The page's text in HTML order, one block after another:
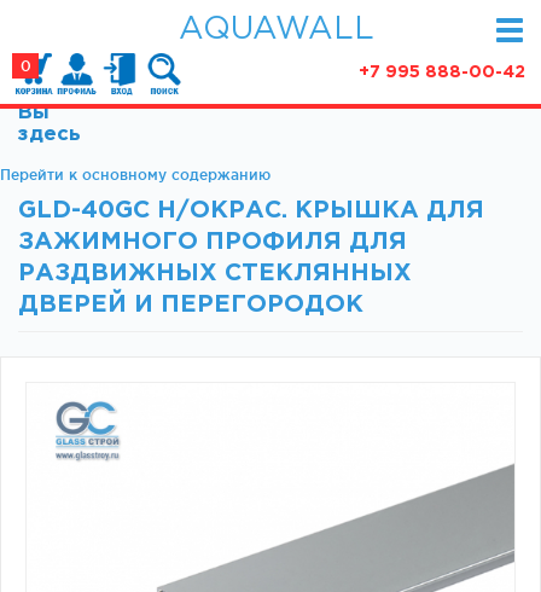
Перейти к основному содержанию
AQUAWALL
+7 995 888-00-42
0
КАТАЛОГ
Фурнитура для раздвижных дверей (закрытые
Фурнитура для раздвижных дверей (открытые
механизмы)
Фурнитура для маятниковых дверей
Ручки, кнобы
Зажимные профили
Фурнитура для межкомнатных дверей
Фурнитура для душевых ограждений (раздвижная
Фурнитура для душевых ограждений (распашная серия)
Двери межкомнатные цельностеклянные
АКЦИИ
ПАРТНЕРСТВО
СТАТЬИ
О КОМПАНИИ
Вы
здесь
GLD-40GC Н/ОКРАС. КРЫШКА ДЛЯ
ЗАЖИМНОГО ПРОФИЛЯ ДЛЯ
РАЗДВИЖНЫХ СТЕКЛЯННЫХ
ДВЕРЕЙ И ПЕРЕГОРОДОК